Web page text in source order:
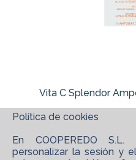
Vita C Splendor
Política de cookies
En COOPEREDO
personalizar la sesión y